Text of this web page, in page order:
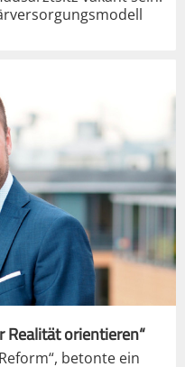
Realität orientieren“
betonte ein